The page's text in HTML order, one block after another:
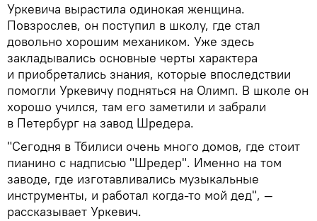
Уркевича вырастила одинокая женщина.
Повзрослев, он поступил в школу, где стал
довольно хорошим механиком. Уже здесь
закладывались основные черты характера
и приобретались знания, которые впоследствии
помогли Уркевичу подняться на Олимп. В школе он
хорошо учился, там его заметили и забрали
в Петербург на завод Шредера.
"Сегодня в Тбилиси очень много домов, где стоит
пианино с надписью "Шредер". Именно на том
заводе, где изготавливались музыкальные
инструменты, и работал когда-то мой дед", —
рассказывает Уркевич.